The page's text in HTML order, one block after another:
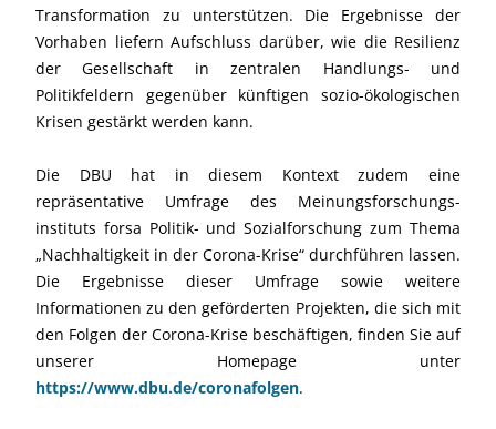
Transformation zu unterstützen. Die Ergebnisse der
Vorhaben liefern Aufschluss darüber, wie die Resilienz
der Gesellschaft in zentralen Handlungs- und
Politikfeldern gegenüber künftigen sozio-ökologischen
Krisen gestärkt werden kann.
Die DBU hat in diesem Kontext zudem eine
repräsentative Umfrage des Meinungsforschungs­­
instituts forsa Politik- und Sozialforschung zum Thema
„Nachhaltigkeit in der Corona-Krise“ durchführen lassen.
Die Ergebnisse dieser Umfrage sowie weitere
Informationen zu den geförderten Projekten, die sich mit
den Folgen der Corona-Krise beschäftigen, finden Sie auf
unserer Homepage unter
https://www.dbu.de/coronafolgen.